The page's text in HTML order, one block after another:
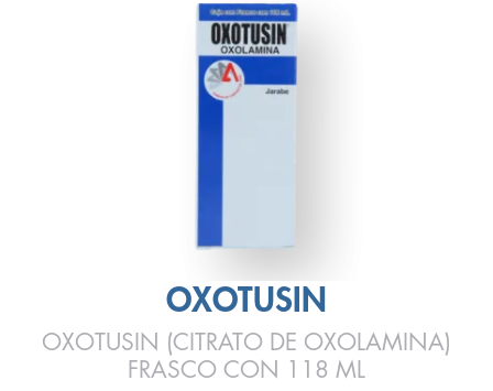
OXOTUSIN
OXOTUSIN (CITRATO DE OXOLAMINA)
FRASCO CON 118 ML